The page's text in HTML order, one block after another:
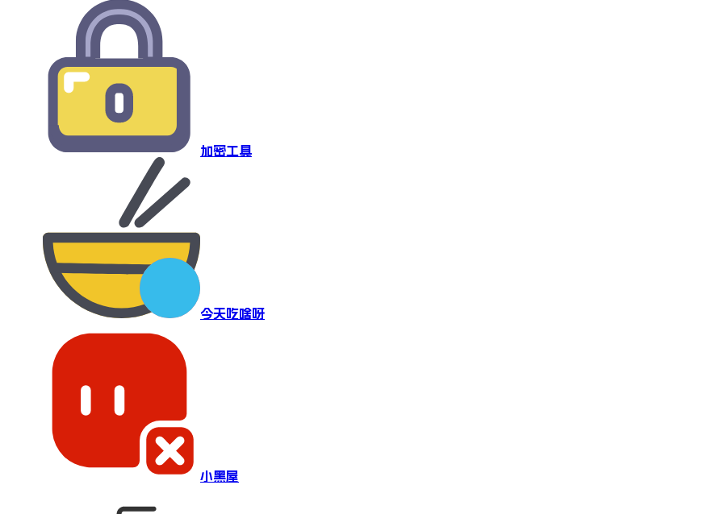
加密工具
今天吃啥呀
小黑屋